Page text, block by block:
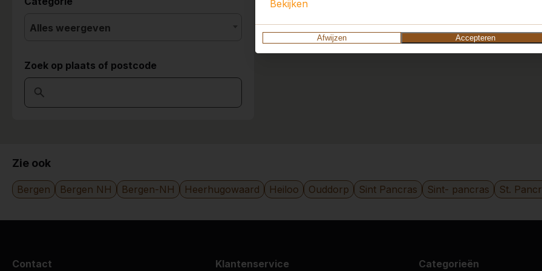
Bekijken
Afwijzen Accepteren
Alles weergeven
Zoek op plaats of postcode
Zie ook
Bergen Bergen NH Bergen-NH Heerhugowaard Heiloo Ouddorp Sint Pancras Sint- pancras St.
Contact Klantenservice Categorieën